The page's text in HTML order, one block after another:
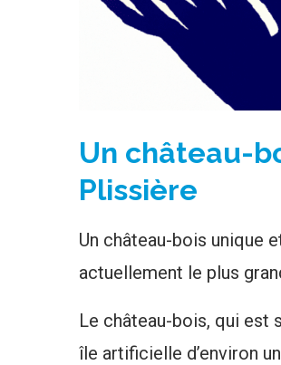
Un château-
Plissière
Un château-bois unique
actuellement le plus
Le château-bois, qui est
île artificielle d’environ